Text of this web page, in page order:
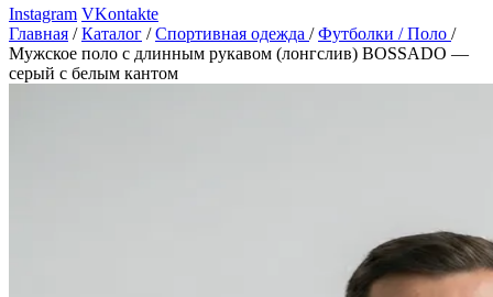
Instagram VKontakte
Главная /Каталог /Спортивная одежда /Футболки / Поло /
Мужское поло с длинным рукавом (лонгслив) BOSSADO —
серый с белым кантом